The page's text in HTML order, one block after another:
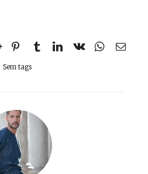
Sem tags